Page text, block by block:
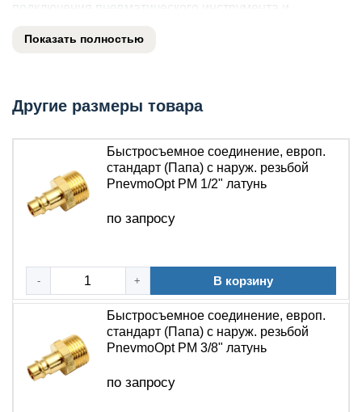
подключения пневматического инструмента и
элемент пневмосистемы применяется в паре с
быстрому монтажу и надежной герметизации. Изделие
пневмооборудования при сборке стендов, ремонте
инструмента и в производственных цехах. Герметичное
подключение обеспечивается латунным корпусом и
встроенным уплотнительным кольцом.
Тип устройства: быстроразъемное соединение
(штекер, «папа»)
Тип соединения: БРС европейского стандарта
(рапид) – наружная резьба
Материал корпуса: латунь (с покрытием или без)
Тип резьбы: уточняется в зависимости от
исполнения
Показать полностью
Другие размеры товара
Быстросъемное соединение, европ.
стандарт (Папа) с наруж. резьбой
PnevmoOpt PM 1/2" латунь
по запросу
- + В корзину
Быстросъемное соединение, европ.
стандарт (Папа) с наруж. резьбой
PnevmoOpt PM 3/8" латунь
по запросу